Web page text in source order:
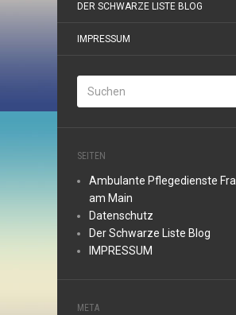
DER SCHWARZE LISTE BLOG
IMPRESSUM
SEITEN
Ambulante Pflegedienste
am Main
Datenschutz
Der Schwarze Liste Blog
IMPRESSUM
META